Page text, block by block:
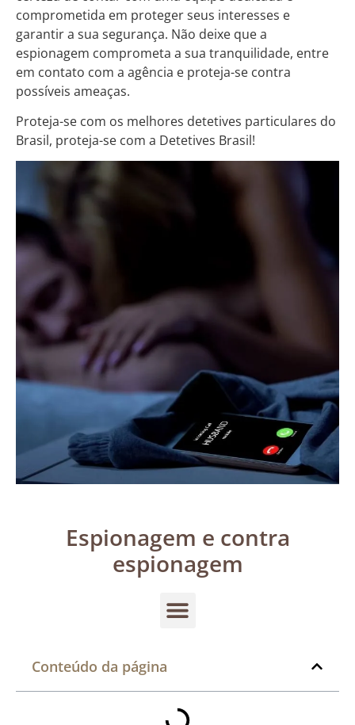
comprometida em proteger seus interesses e
garantir a sua segurança. Não deixe que a
espionagem comprometa a sua tranquilidade, entre
em contato com a agência e proteja-se contra
possíveis ameaças.
Proteja-se com os melhores detetives particulares do
Brasil, proteja-se com a Detetives Brasil!
Espionagem e contra
espionagem
Conteúdo da página